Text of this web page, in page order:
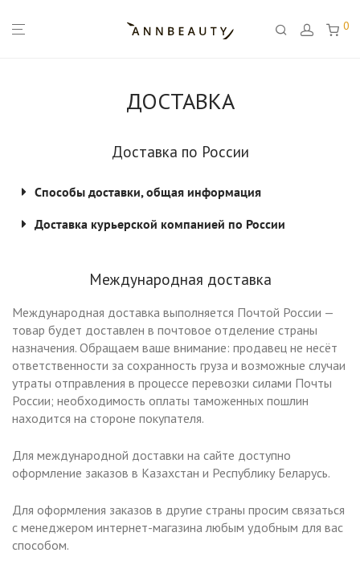
0
ДОСТАВКА
Доставка по России
Способы доставки, общая информация
Доставка курьерской компанией по России
Международная доставка
Международная доставка выполняется Почтой России —
товар будет доставлен в почтовое отделение страны
назначения. Обращаем ваше внимание: продавец не несёт
ответственности за сохранность груза и возможные случаи
утраты отправления в процессе перевозки силами Почты
России; необходимость оплаты таможенных пошлин
находится на стороне покупателя.
Для международной доставки на сайте доступно
оформление заказов в Казахстан и Республику Беларусь.
Для оформления заказов в другие страны просим связаться
с менеджером интернет-магазина любым удобным для вас
способом.